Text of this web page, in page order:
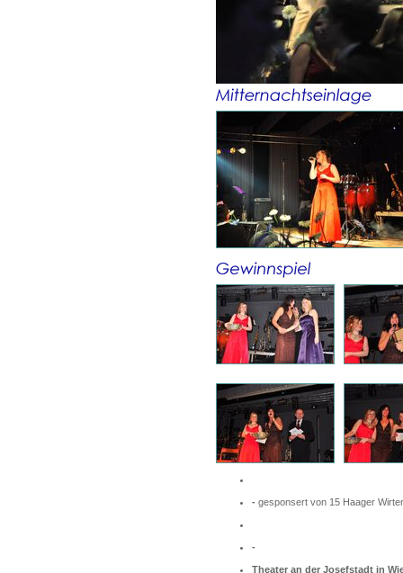
- gesponsert von 15 Haager
-
Theater an der Josefstadt in